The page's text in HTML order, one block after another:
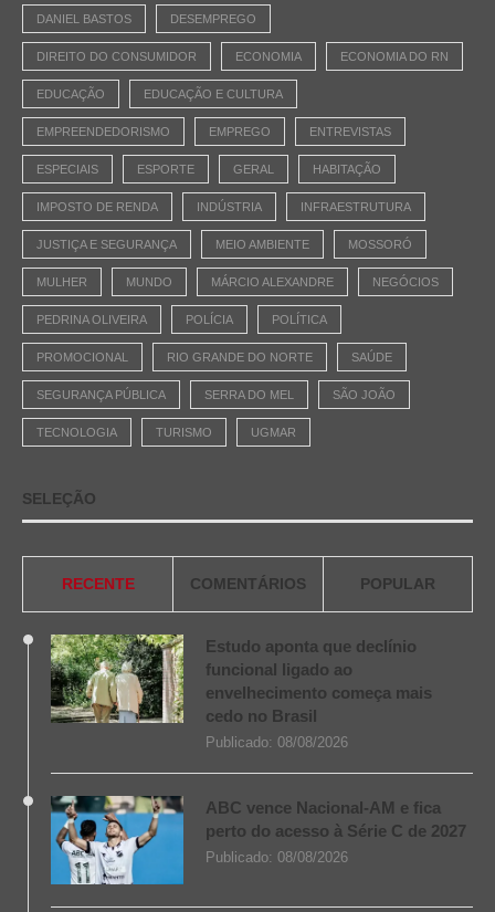
DANIEL BASTOS DESEMPREGO
DIREITO DO CONSUMIDOR ECONOMIA ECONOMIA DO RN
EDUCAÇÃO EDUCAÇÃO E CULTURA
EMPREENDEDORISMO EMPREGO ENTREVISTAS
ESPECIAIS ESPORTE GERAL HABITAÇÃO
IMPOSTO DE RENDA INDÚSTRIA INFRAESTRUTURA
JUSTIÇA E SEGURANÇA MEIO AMBIENTE MOSSORÓ
MULHER MUNDO MÁRCIO ALEXANDRE NEGÓCIOS
PEDRINA OLIVEIRA POLÍCIA POLÍTICA
PROMOCIONAL RIO GRANDE DO NORTE SAÚDE
SEGURANÇA PÚBLICA SERRA DO MEL SÃO JOÃO
TECNOLOGIA TURISMO UGMAR
SELEÇÃO
RECENTE COMENTÁRIOS POPULAR
Estudo aponta que declínio
funcional ligado ao
envelhecimento começa mais
cedo no Brasil
Publicado: 08/08/2026
ABC vence Nacional-AM e fica
perto do acesso à Série C de 2027
Publicado: 08/08/2026